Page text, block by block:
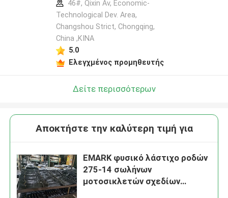
46#, Qixin Av, Economic-
Technological Dev. Area,
Changshou Strict, Chongqing,
China ,ΚΙΝΑ
5.0
Ελεγχμένος προμηθευτής
Δείτε περισσότερων
Αποκτήστε την καλύτερη τιμή για
EMARK φυσικό λάστιχο ροδών
275-14 σωλήνων
μοτοσικλετών σχεδίων